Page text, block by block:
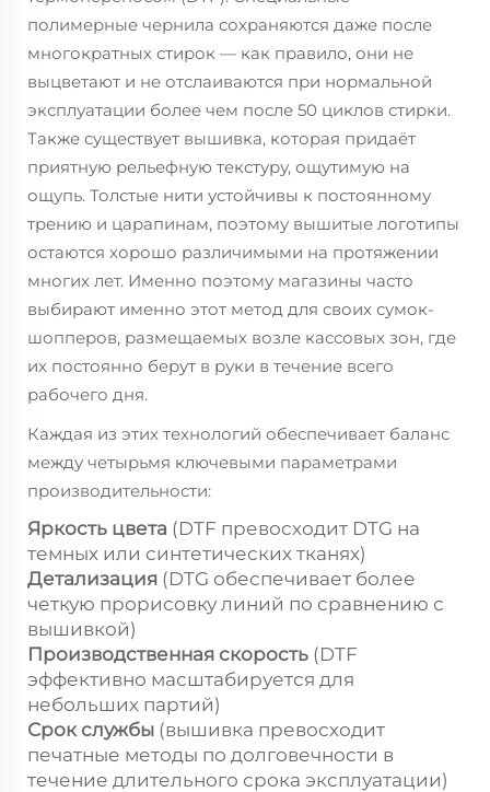
полимерные чернила сохраняются даже после
многократных стирок — как правило, они не
выцветают и не отслаиваются при нормальной
эксплуатации более чем после 50 циклов стирки.
Также существует вышивка, которая придаёт
приятную рельефную текстуру, ощутимую на
ощупь. Толстые нити устойчивы к постоянному
трению и царапинам, поэтому вышитые логотипы
остаются хорошо различимыми на протяжении
многих лет. Именно поэтому магазины часто
выбирают именно этот метод для своих сумок-
шопперов, размещаемых возле кассовых зон, где
их постоянно берут в руки в течение всего
рабочего дня.
Каждая из этих технологий обеспечивает баланс
между четырьмя ключевыми параметрами
производительности:
Яркость цвета (DTF превосходит DTG на
темных или синтетических тканях)
Детализация (DTG обеспечивает более
четкую прорисовку линий по сравнению с
вышивкой)
Производственная скорость (DTF
эффективно масштабируется для
небольших партий)
Срок службы (вышивка превосходит
печатные методы по долговечности в
течение длительного срока эксплуатации)